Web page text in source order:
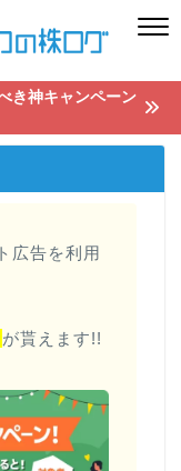
き神キャンペーン
広告を利用
が貰えます!!